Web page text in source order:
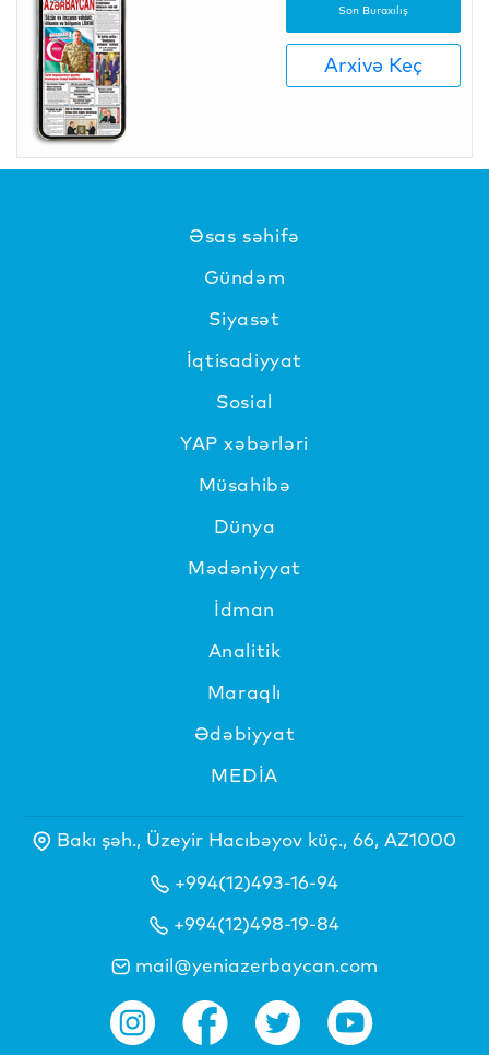
Son Buraxılış
Arxivə Keç
Əsas səhifə
Gündəm
Siyasət
İqtisadiyyat
Sosial
YAP xəbərləri
Müsahibə
Dünya
Mədəniyyat
İdman
Analitik
Maraqlı
Ədəbiyyat
MEDİA
Bakı şəh., Üzeyir Hacıbəyov küç., 66, AZ1000
+994(12)493-16-94
+994(12)498-19-84
mail@yeniazerbaycan.com